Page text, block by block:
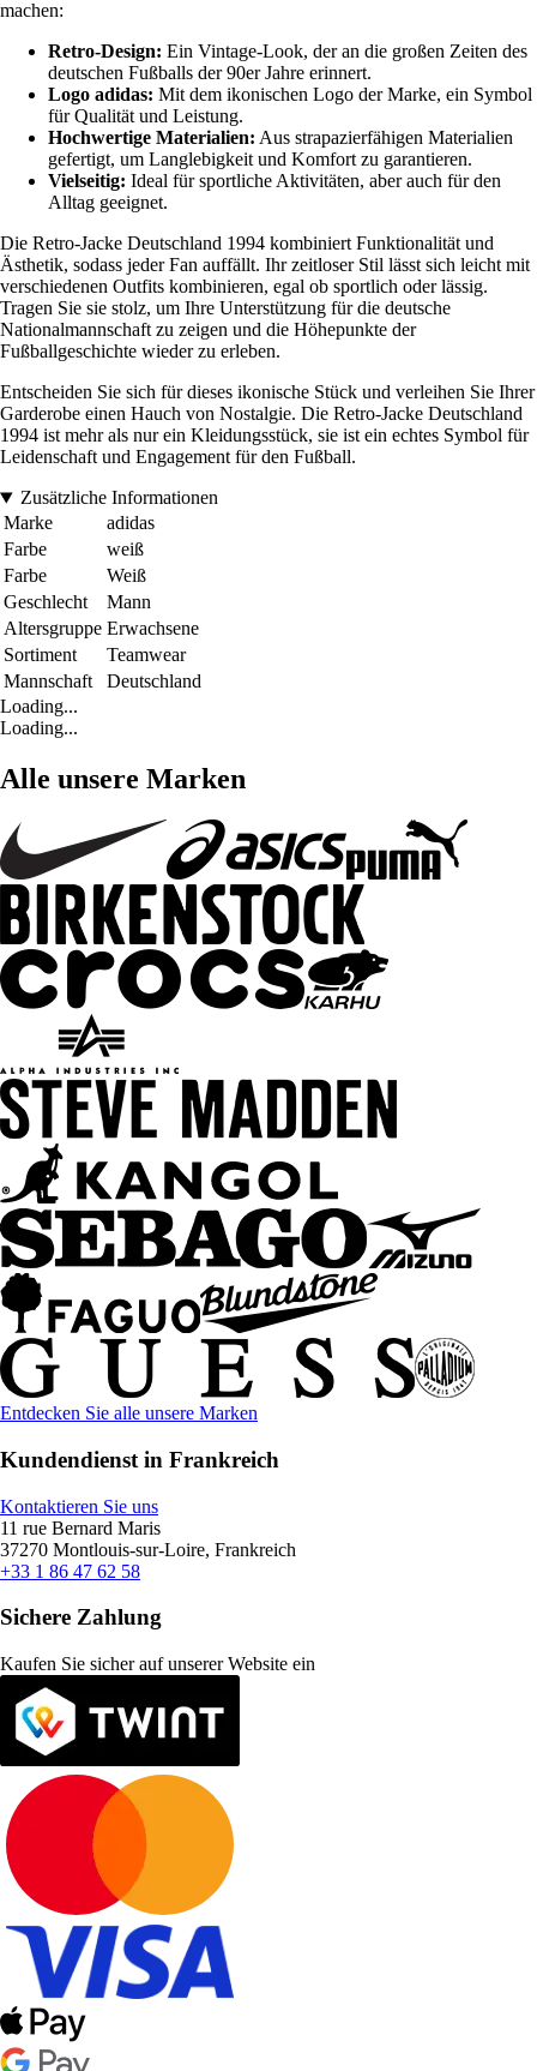
machen:
Retro-Design: Ein Vintage-Look, der an die großen Zeiten des
deutschen Fußballs der 90er Jahre erinnert.
Logo adidas: Mit dem ikonischen Logo der Marke, ein Symbol
für Qualität und Leistung.
Hochwertige Materialien: Aus strapazierfähigen Materialien
gefertigt, um Langlebigkeit und Komfort zu garantieren.
Vielseitig: Ideal für sportliche Aktivitäten, aber auch für den
Alltag geeignet.
Die Retro-Jacke Deutschland 1994 kombiniert Funktionalität und
Ästhetik, sodass jeder Fan auffällt. Ihr zeitloser Stil lässt sich leicht mit
verschiedenen Outfits kombinieren, egal ob sportlich oder lässig.
Tragen Sie sie stolz, um Ihre Unterstützung für die deutsche
Nationalmannschaft zu zeigen und die Höhepunkte der
Fußballgeschichte wieder zu erleben.
Entscheiden Sie sich für dieses ikonische Stück und verleihen Sie Ihrer
Garderobe einen Hauch von Nostalgie. Die Retro-Jacke Deutschland
1994 ist mehr als nur ein Kleidungsstück, sie ist ein echtes Symbol für
Leidenschaft und Engagement für den Fußball.
Zusätzliche Informationen
Marke
adidas
Farbe
weiß
Farbe
Weiß
Geschlecht
Mann
Altersgruppe Erwachsene
Sortiment
Teamwear
Mannschaft
Deutschland
Loading...
Loading...
Alle unsere Marken
Entdecken Sie alle unsere Marken
Kundendienst in Frankreich
Kontaktieren Sie uns
11 rue Bernard Maris
37270 Montlouis-sur-Loire, Frankreich
+33 1 86 47 62 58
Sichere Zahlung
Kaufen Sie sicher auf unserer Website ein